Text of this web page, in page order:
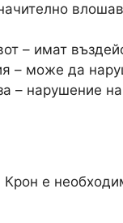
– имат
– може да
– нарушение
е